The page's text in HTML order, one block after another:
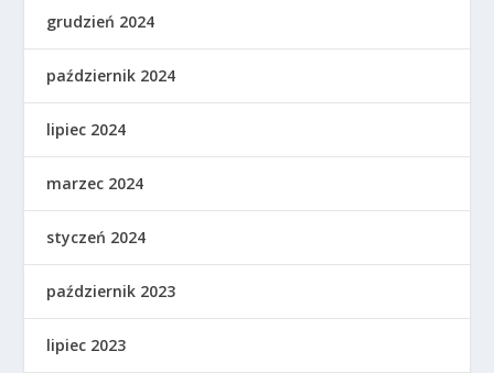
grudzień 2024
październik 2024
lipiec 2024
marzec 2024
styczeń 2024
październik 2023
lipiec 2023